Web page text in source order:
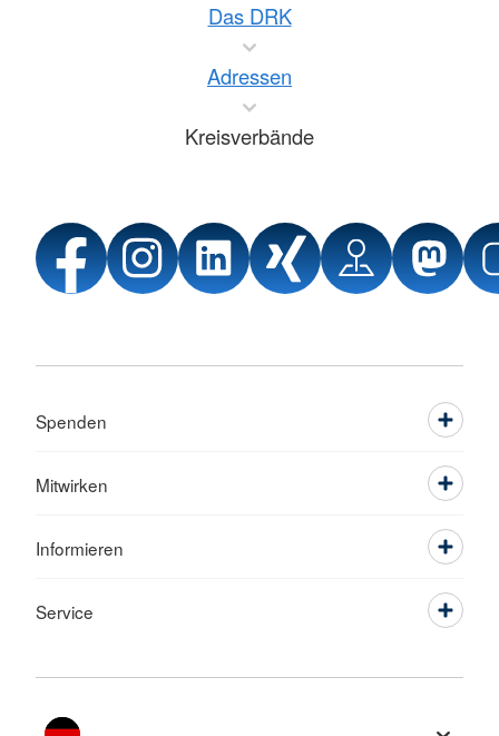
Das DRK
Adressen
Kreisverbände
Spenden
Mitwirken
Informieren
Service
Sprache wechseln zu